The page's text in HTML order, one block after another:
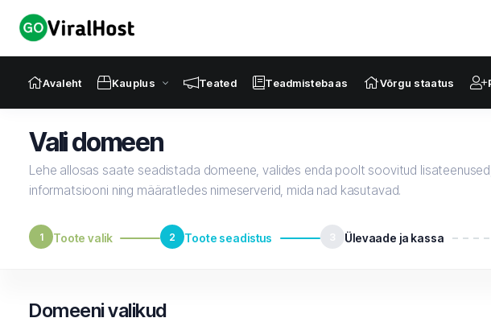
Avaleht Kauplus Teated Teadmistebaas Võrgu staatus
Vali domeen
Lehe allosas saate seadistada domeene, valides enda poolt soovitud
informatsiooni ning määratledes nimeserverid, mida nad kasutavad.
1 Toote valik 2 Toote seadistus 3 Ülevaade ja kassa
Domeeni valikud